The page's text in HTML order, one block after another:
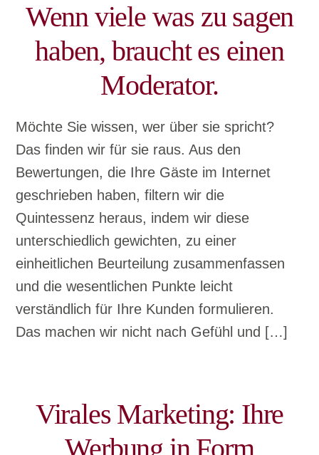
Wenn viele was zu sagen
haben, braucht es einen
Moderator.
Möchte Sie wissen, wer über sie spricht?
Das finden wir für sie raus. Aus den
Bewertungen, die Ihre Gäste im Internet
geschrieben haben, filtern wir die
Quintessenz heraus, indem wir diese
unterschiedlich gewichten, zu einer
einheitlichen Beurteilung zusammenfassen
und die wesentlichen Punkte leicht
verständlich für Ihre Kunden formulieren.
Das machen wir nicht nach Gefühl und […]
Virales Marketing: Ihre
Werbung in Form